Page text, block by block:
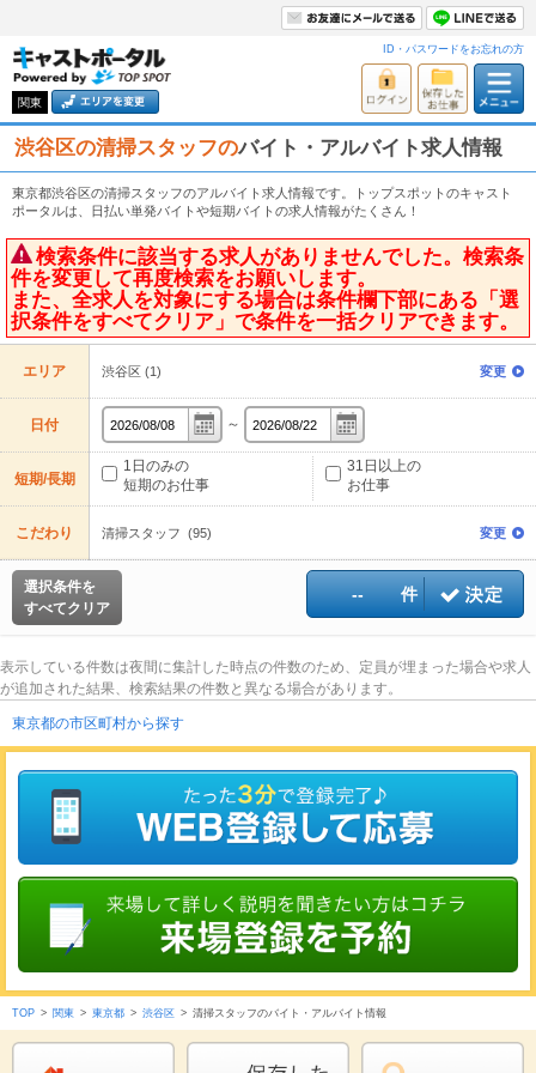
関東
ID・パスワードをお忘れの方
渋谷区の清掃スタッフのバイト・アルバイト求人情報
東京都渋谷区の清掃スタッフのアルバイト求人情報です。トップスポットのキャスト
ポータルは、日払い単発バイトや短期バイトの求人情報がたくさん！
検索条件に該当する求人がありませんでした。検索条
件を変更して再度検索をお願いします。
また、全求人を対象にする場合は条件欄下部にある「選
択条件をすべてクリア」で条件を一括クリアできます。
エリア 渋谷区 (1) 変更
日付 ～
短期/長期
1日のみの
短期のお仕事
31日以上の
お仕事
こだわり 清掃スタッフ (95) 変更
選択条件を
すべてクリア
-- 件
表示している件数は夜間に集計した時点の件数のため、定員が埋まった場合や求人
が追加された結果、検索結果の件数と異なる場合があります。
東京都の市区町村から探す
TOP > 関東 > 東京都 > 渋谷区 > 清掃スタッフのバイト・アルバイト情報